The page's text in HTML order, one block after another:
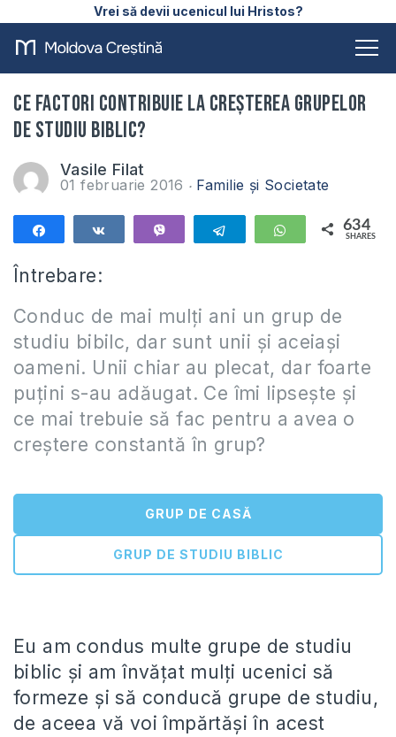
Vrei să devii ucenicul lui Hristos?
Ce factori contribuie la creșterea grupelor
de studiu biblic?
Vasile Filat
01 februarie 2016 Familie și Societate
Telegram WhatsApp
634
SHARES
Întrebare:
Conduc de mai mulți ani un grup de
studiu bibilc, dar sunt unii și aceiași
oameni. Unii chiar au plecat, dar foarte
puțini s-au adăugat. Ce îmi lipsește și
ce mai trebuie să fac pentru a avea o
creștere constantă în grup?
GRUP DE CASĂ
GRUP DE STUDIU BIBLIC
Eu am condus multe grupe de studiu
biblic și am învățat mulți ucenici să
formeze și să conducă grupe de studiu,
de aceea vă voi împărtăși în acest